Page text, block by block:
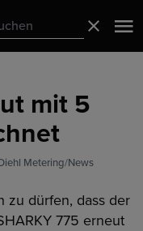
mit 5
Metering News
zu dürfen, dass der
775 erneut